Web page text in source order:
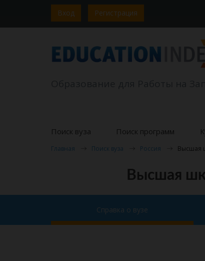
Вход Регистрация
Поиск вуза Поиск программ
Главная Поиск вуза Россия Высшая
Высшая
Справка о вузе